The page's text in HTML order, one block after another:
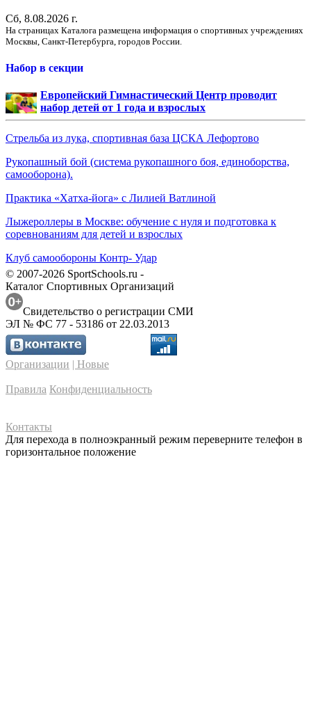
Сб, 8.08.2026 г.
На страницах Каталога размещена информация о спортивных учреждениях
Москвы, Санкт-Петербурга, городов России.
Набор в секции
Европейский Гимнастический Центр проводит
набор детей от 1 года и взрослых
Стрельба из лука, спортивная база ЦСКА Лефортово
Рукопашный бой (система рукопашного боя, единоборства,
самооборона).
Практика «Хатха-йога» с Лилией Ватлиной
Лыжероллеры в Москве: обучение с нуля и подготовка к
соревнованиям для детей и взрослых
Клуб самообороны Контр- Удар
© 2007-2026 SportSchools.ru -
Каталог Спортивных Организаций
Свидетельство о регистрации СМИ
ЭЛ № ФС 77 - 53186 от 22.03.2013
Организации | Новые
Правила Конфиденциальность
Контакты
Для перехода в полноэкранный режим переверните телефон в
горизонтальное положение